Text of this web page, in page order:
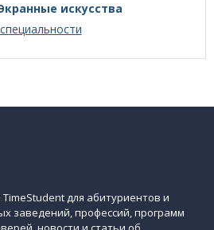
искусства
для абитуриентов и
заведений, профессий, программ